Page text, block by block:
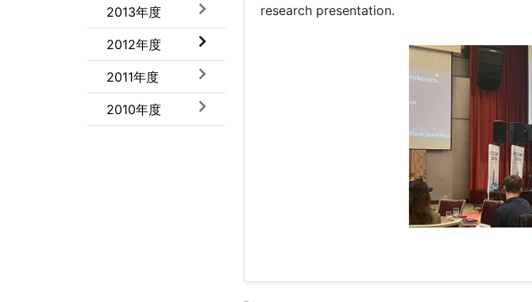
research presentation.
2013年度
2012年度
2011年度
2010年度